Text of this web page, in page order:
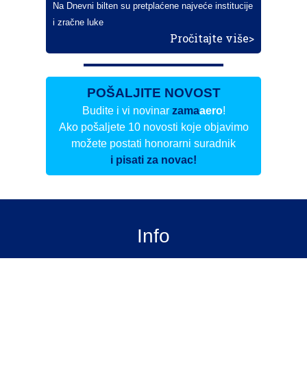
Na Dnevni bilten su pretplaćene najveće institucije
i zračne luke
Pročitajte više>
POŠALJITE NOVOST
Budite i vi novinar zamaaero!
Ako pošaljete 10 novosti koje objavimo
možete postati honorarni suradnik
i pisati za novac!
Info